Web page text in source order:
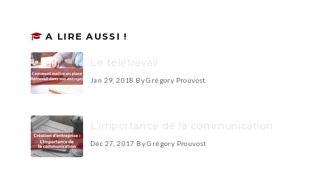
A LIRE AUSSI !
Le télétravail
Jan 29, 2018 By Grégory Prouvost
L’importance de la communication
Déc 27, 2017 By Grégory Prouvost